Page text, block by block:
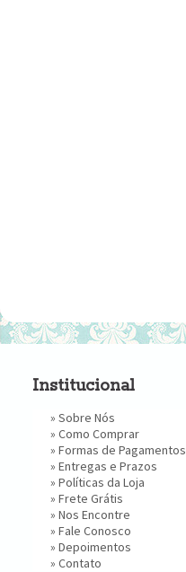
Institucional
» Sobre Nós
» Como Comprar
» Formas de Pagamentos
» Entregas e Prazos
» Políticas da Loja
» Frete Grátis
» Nos Encontre
» Fale Conosco
» Depoimentos
» Contato